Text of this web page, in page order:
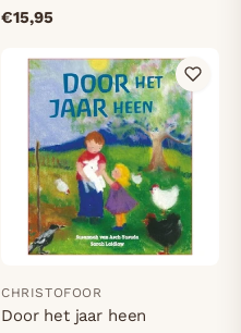
€15,95
CHRISTOFOOR
Door het jaar heen